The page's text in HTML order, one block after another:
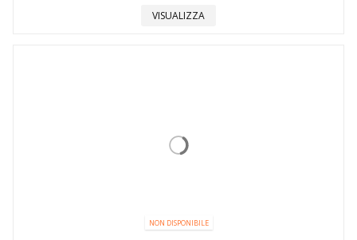
VISUALIZZA
NON DISPONIBILE